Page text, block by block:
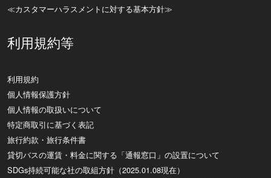
≪カスタマーハラスメントに対する基本方針≫
利用規約等
利用規約
個人情報保護方針
個人情報の取扱いについて
特定商取引に基づく表記
旅行約款・旅行条件書
貸切バスの運賃・料金に関する「通報窓口」の設置について
SDGs持続可能な社の取組方針（2025.01.08現在）